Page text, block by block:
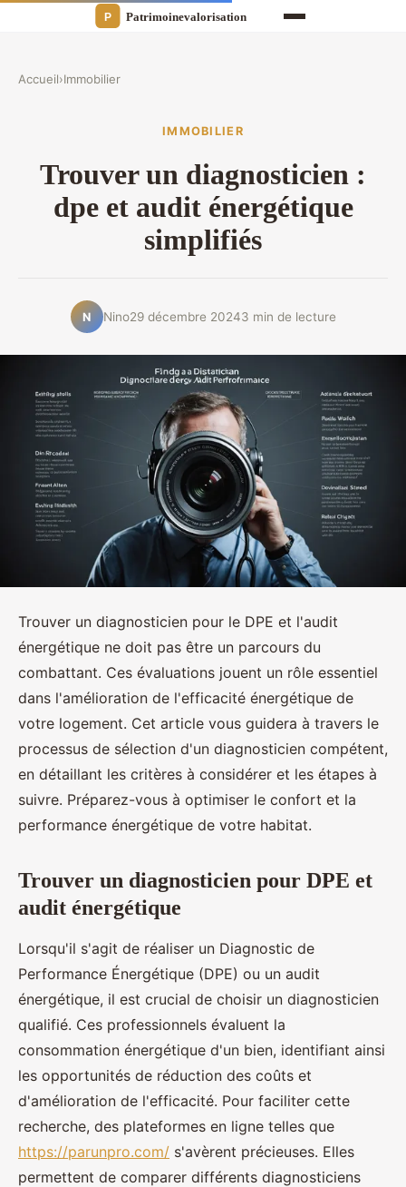
Accueil›Immobilier
IMMOBILIER
Trouver un diagnosticien :
dpe et audit énergétique
simplifiés
N Nino29 décembre 20243 min de lecture
Trouver un diagnosticien pour le DPE et l'audit
énergétique ne doit pas être un parcours du
combattant. Ces évaluations jouent un rôle essentiel
dans l'amélioration de l'efficacité énergétique de
votre logement. Cet article vous guidera à travers le
processus de sélection d'un diagnosticien compétent,
en détaillant les critères à considérer et les étapes à
suivre. Préparez-vous à optimiser le confort et la
performance énergétique de votre habitat.
Trouver un diagnosticien pour DPE et
audit énergétique
Lorsqu'il s'agit de réaliser un Diagnostic de
Performance Énergétique (DPE) ou un audit
énergétique, il est crucial de choisir un diagnosticien
qualifié. Ces professionnels évaluent la
consommation énergétique d'un bien, identifiant ainsi
les opportunités de réduction des coûts et
d'amélioration de l'efficacité. Pour faciliter cette
recherche, des plateformes en ligne telles que
https://parunpro.com/ s'avèrent précieuses. Elles
permettent de comparer différents diagnosticiens